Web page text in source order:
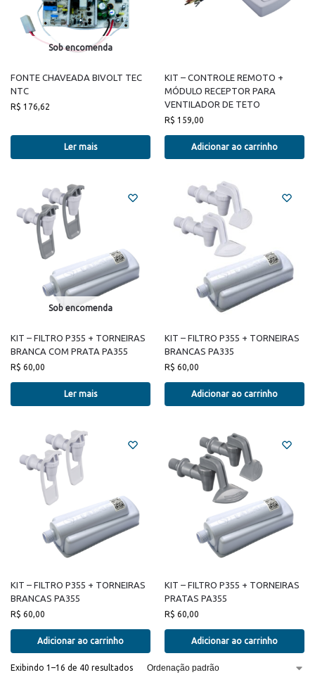
Sob encomenda
FONTE CHAVEADA BIVOLT TEC
NTC
R$ 176,62
Ler mais
KIT – CONTROLE REMOTO +
MÓDULO RECEPTOR PARA
VENTILADOR DE TETO
R$ 159,00
Adicionar ao carrinho
Sob encomenda
KIT – FILTRO P355 + TORNEIRAS
BRANCA COM PRATA PA355
R$ 60,00
Ler mais
KIT – FILTRO P355 + TORNEIRAS
BRANCAS PA335
R$ 60,00
Adicionar ao carrinho
KIT – FILTRO P355 + TORNEIRAS
BRANCAS PA355
R$ 60,00
Adicionar ao carrinho
KIT – FILTRO P355 + TORNEIRAS
PRATAS PA355
R$ 60,00
Adicionar ao carrinho
Exibindo 1–16 de 40 resultados